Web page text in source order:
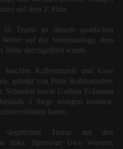
auf dem 2. Platz.
10 Teams an diesem sportlichen
auf der Vereinsanlage, dem
Höhe durchgeführt wurde.
Kallendrusch und Uwe
gefolgt von Petra Roßdeutscher,
Schauseil sowie Gudrun Eckmann
3 Siege erringen konnten,
hatten.
Teams mit den
links: Sportwart Uwe Wiesner,